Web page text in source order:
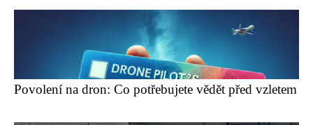
Povolení na dron: Co potřebujete vědět před vzletem